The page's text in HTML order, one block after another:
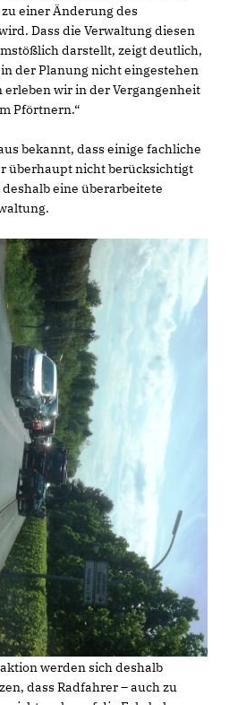
einer Änderung des
Dass die Verwaltung diesen
darstellt, zeigt deutlich,
der Planung nicht eingestehen
erleben wir in der Vergangenheit
Pförtnern.“
bekannt, dass einige fachliche
überhaupt nicht berücksichtigt
eine überarbeitete
werden sich deshalb
dass Radfahrer – auch zu